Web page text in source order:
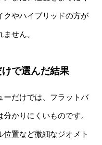
クやハイブリッドの方が
せん。
で選んだ結果
ーだけでは、フラットバ
かりにくいものです。
置など微細なジオメト